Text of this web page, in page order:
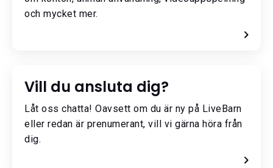
och mycket mer.
Vill du ansluta dig?
Låt oss chatta! Oavsett om du är ny på LiveBarn
eller redan är prenumerant, vill vi gärna höra från
dig.